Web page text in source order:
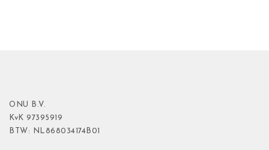
ONU B.V.
KvK 97395919
BTW: NL868034174B01